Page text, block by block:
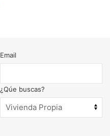
Email
¿Qúe buscas?